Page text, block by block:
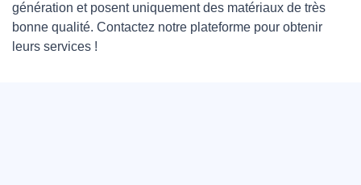
génération et posent uniquement des matériaux de très
bonne qualité. Contactez notre plateforme pour obtenir
leurs services !